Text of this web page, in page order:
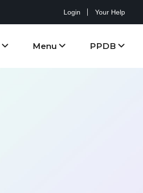
Login Your Help
Menu PPDB